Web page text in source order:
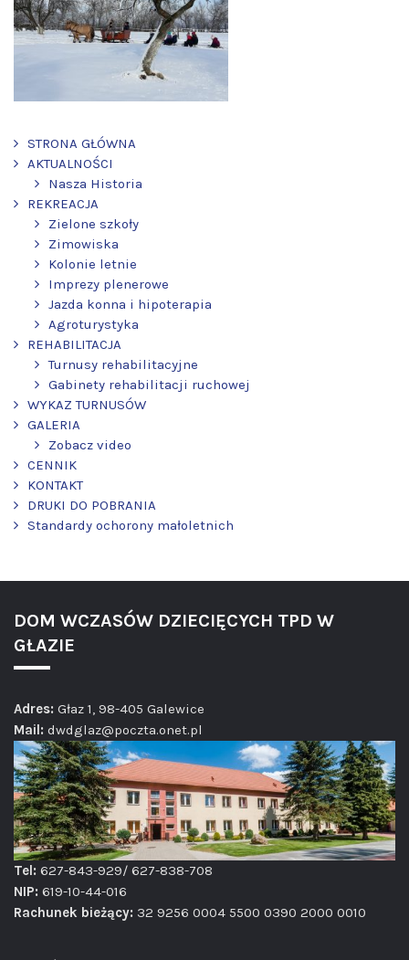
STRONA GŁÓWNA
AKTUALNOŚCI
Nasza Historia
REKREACJA
Zielone szkoły
Zimowiska
Kolonie letnie
Imprezy plenerowe
Jazda konna i hipoterapia
Agroturystyka
REHABILITACJA
Turnusy rehabilitacyjne
Gabinety rehabilitacji ruchowej
WYKAZ TURNUSÓW
GALERIA
Zobacz video
CENNIK
KONTAKT
DRUKI DO POBRANIA
Standardy ochorony małoletnich
DOM WCZASÓW DZIECIĘCYCH TPD W
GŁAZIE
Adres: Głaz 1, 98-405 Galewice
Mail: dwdglaz@poczta.onet.pl
Tel: 627-843-929/ 627-838-708
NIP: 619-10-44-016
Rachunek bieżący: 32 9256 0004 5500 0390 2000 0010